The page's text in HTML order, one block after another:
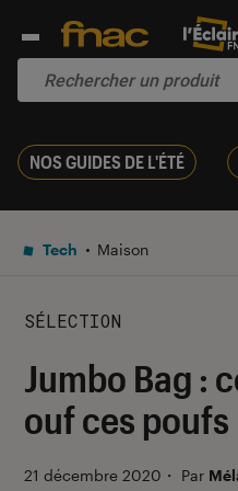
NOS GUIDES DE L'ÉTÉ
Tech Maison
SÉLECTION
Jumbo Bag :
ouf ces poufs
21 décembre 2020 ・ Par